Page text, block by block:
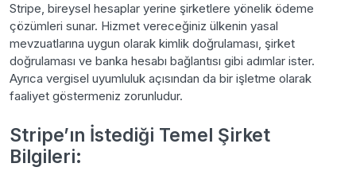
Stripe, bireysel hesaplar yerine şirketlere yönelik ödeme
çözümleri sunar. Hizmet vereceğiniz ülkenin yasal
mevzuatlarına uygun olarak kimlik doğrulaması, şirket
doğrulaması ve banka hesabı bağlantısı gibi adımlar ister.
Ayrıca vergisel uyumluluk açısından da bir işletme olarak
faaliyet göstermeniz zorunludur.
Stripe’ın İstediği Temel Şirket
Bilgileri: